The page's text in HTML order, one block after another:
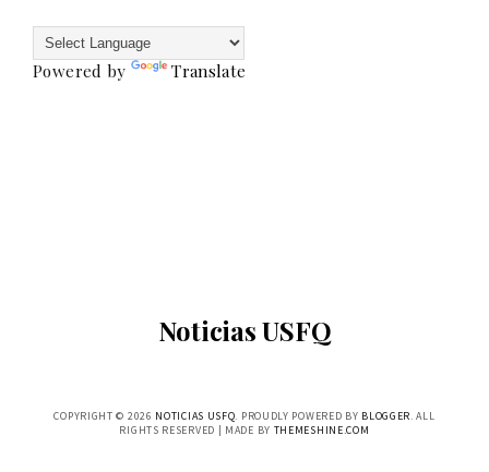
Powered by Translate
Noticias USFQ
COPYRIGHT © 2026 NOTICIAS USFQ. PROUDLY POWERED BY BLOGGER. ALL
RIGHTS RESERVED | MADE BY THEMESHINE.COM